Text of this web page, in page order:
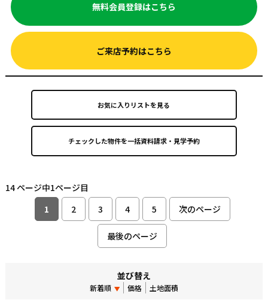
無料会員登録はこちら
ご来店予約はこちら
お気に入りリストを見る
14 ページ中1ページ目
1
2 3 4 5 次のページ
最後のページ
並び替え
新着順 価格 土地面積